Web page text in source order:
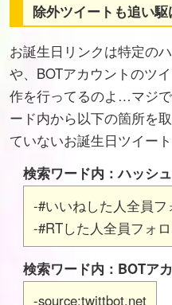
除外ツイートも追い駆
お誕生日リンクは特定の
や、BOTアカウントのツ
作を行ってるのよ…マジ
ード内から以下の箇所を
ていないお誕生日ツイー
検索ワード内：ハッシ
-#いいねした人全員フ
-#RTした人全員フォ
検索ワード内：BOTア
-source:twittbot.net